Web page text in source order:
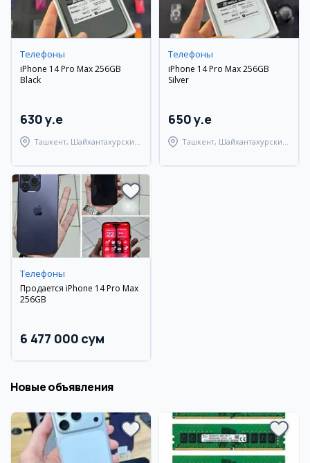
Телефоны
iPhone 14 Pro Max 256GB
Black
630 y.e
Ташкент, Шайхантахурский
Телефоны
iPhone 14 Pro Max 256GB
Silver
650 y.e
Ташкент, Шайхантахурский
Телефоны
Продается iPhone 14 Pro Max
256GB
6 477 000 сум
Новые объявления